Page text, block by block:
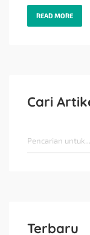
READ MORE
Cari
Terbaru